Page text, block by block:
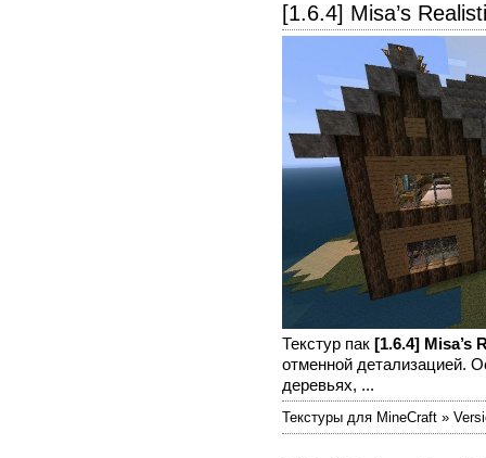
[1.6.4] Misa’s
Текстур пак [1.6.4] Misa’s
отменной детализацией.
деревьях, ...
Текстуры для MineCraft »